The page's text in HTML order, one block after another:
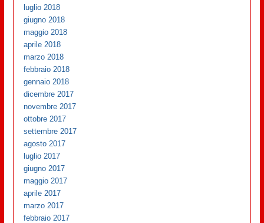
luglio 2018
giugno 2018
maggio 2018
aprile 2018
marzo 2018
febbraio 2018
gennaio 2018
dicembre 2017
novembre 2017
ottobre 2017
settembre 2017
agosto 2017
luglio 2017
giugno 2017
maggio 2017
aprile 2017
marzo 2017
febbraio 2017